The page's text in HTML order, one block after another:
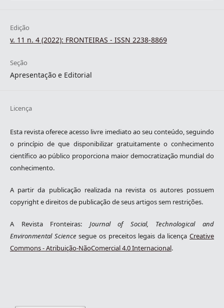
Edição
v. 11 n. 4 (2022): FRONTEIRAS - ISSN 2238-8869
Seção
Apresentação e Editorial
Licença
Esta revista oferece acesso livre imediato ao seu conteúdo, seguindo
o princípio de que disponibilizar gratuitamente o conhecimento
científico ao público proporciona maior democratização mundial do
conhecimento.
A partir da publicação realizada na revista os autores possuem
copyright e direitos de publicação de seus artigos sem restrições.
A Revista Fronteiras: Journal of Social, Technological and
Environmental Science segue os preceitos legais da licençaCreative
Commons - Atribuição-NãoComercial 4.0 Internacional.